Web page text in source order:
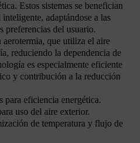
Estos sistemas se benefician
adaptándose a las
preferencias del usuario.
que utiliza el aire
reduciendo la dependencia de
es especialmente eficiente
y contribución a la reducción
para eficiencia energética.
uso del aire exterior.
de temperatura y flujo de